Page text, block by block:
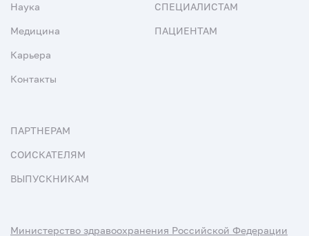
Наука
Медицина
Карьера
Контакты
СПЕЦИАЛИСТАМ
ПАЦИЕНТАМ
ПАРТНЕРАМ
СОИСКАТЕЛЯМ
ВЫПУСКНИКАМ
Министерство здравоохранения Российской Федерации